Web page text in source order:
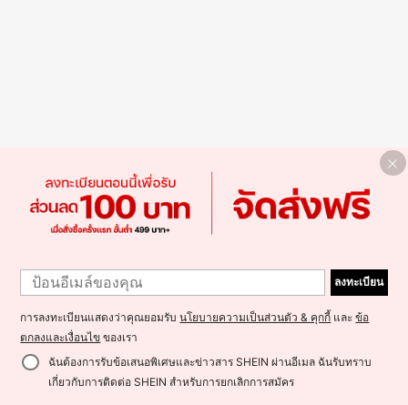
ลงทะเบียน
การลงทะเบียนแสดงว่าคุณยอมรับนโยบายความเป็นส่วนตัว & คุกกี้ และข้อ
ตกลงและเงื่อนไข ของเรา
ฉันต้องการรับข้อเสนอพิเศษและข่าวสาร SHEIN ผ่านอีเมล ฉันรับทราบ
เกี่ยวกับการติดต่อ SHEIN สำหรับการยกเลิกการสมัคร